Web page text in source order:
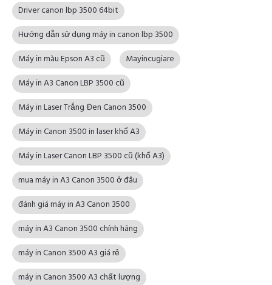
Driver canon lbp 3500 64bit
Hướng dẫn sử dụng máy in canon lbp 3500
Máy in màu Epson A3 cũ
Mayincugiare
Máy in A3 Canon LBP 3500 cũ
Máy in Laser Trắng Đen Canon 3500
Máy in Canon 3500 in laser khổ A3
Máy in Laser Canon LBP 3500 cũ (khổ A3)
mua máy in A3 Canon 3500 ở đâu
đánh giá máy in A3 Canon 3500
máy in A3 Canon 3500 chính hãng
máy in Canon 3500 A3 giá rẻ
máy in Canon 3500 A3 chất lượng